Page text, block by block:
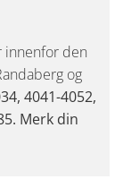
innenfor den
og
4041-4052,
Merk din